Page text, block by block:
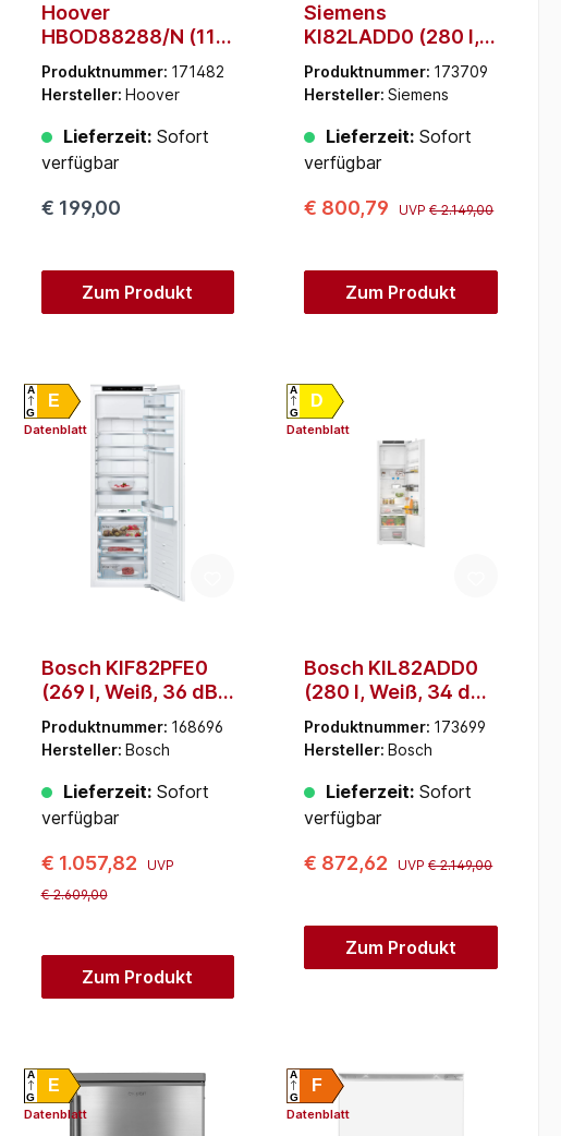
Hoover
HBOD88288/N (116
l, Weiß, 39 dB)
Produktnummer: 171482
Hersteller: Hoover
Lieferzeit:Sofort
verfügbar
€ 199,00
Zum Produkt
Siemens
KI82LADD0 (280 l,
Weiß, 34 dB, 560
mm)
Produktnummer: 173709
Hersteller:Siemens
Lieferzeit: Sofort
verfügbar
€ 800,79 UVP€ 2.149,00
Zum Produkt
E
A
G
Datenblatt
Bosch KIF82PFE0
(269 l, Weiß, 36 dB,
560 mm)
Produktnummer: 168696
Hersteller: Bosch
Lieferzeit:Sofort
verfügbar
€ 1.057,82
UVP
€ 2.609,00
Zum Produkt
D
A
G
Datenblatt
Bosch KIL82ADD0
(280 l, Weiß, 34 dB,
560 mm)
Produktnummer: 173699
Hersteller:Bosch
Lieferzeit: Sofort
verfügbar
€ 872,62 UVP€ 2.149,00
Zum Produkt
E
A
G
Datenblatt
F
A
G
Datenblatt